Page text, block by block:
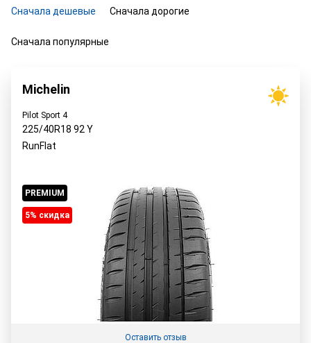
Сначала дешевые Сначала дорогие
Сначала популярные
Michelin
Pilot Sport 4
225/40R18 92 Y
RunFlat
PREMIUM
5% cкидка
Оставить отзыв